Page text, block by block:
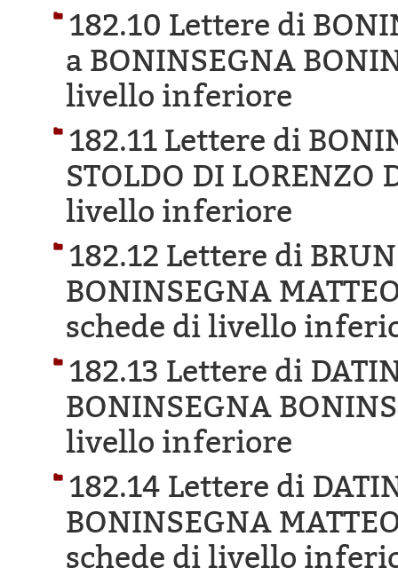
182.10 Lettere di
a BONINSEGNA
livello inferiore
182.11 Lettere di
STOLDO DI LORENZO
livello inferiore
182.12 Lettere di
BONINSEGNA
schede di livello
182.13 Lettere di
BONINSEGNA
livello inferiore
182.14 Lettere di
BONINSEGNA
schede di livello